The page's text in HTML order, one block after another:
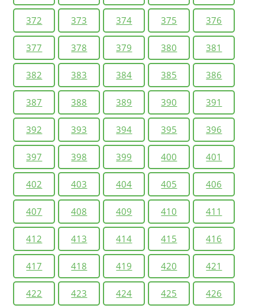
372 373 374 375 376
377 378 379 380 381
382 383 384 385 386
387 388 389 390 391
392 393 394 395 396
397 398 399 400 401
402 403 404 405 406
407 408 409 410 411
412 413 414 415 416
417 418 419 420 421
422 423 424 425 426